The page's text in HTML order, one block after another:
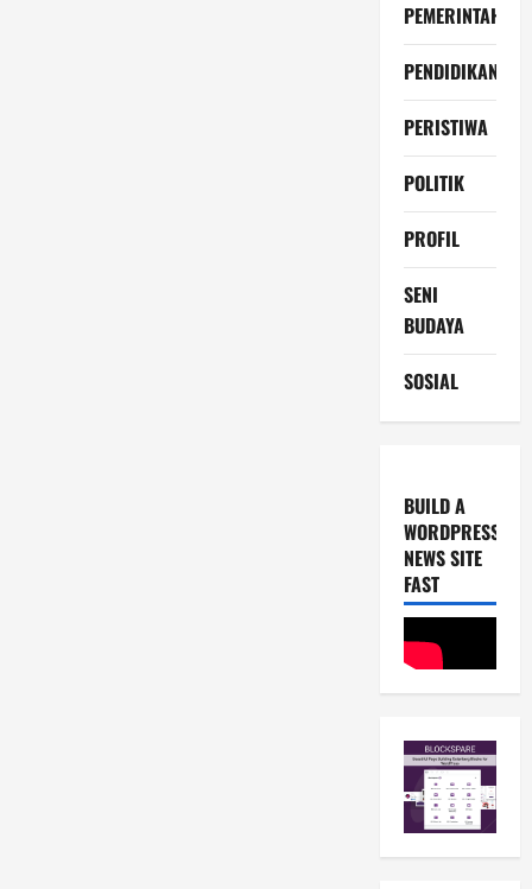
PEMERINTAH
PENDIDIKAN
PERISTIWA
POLITIK
PROFIL
SENI
BUDAYA
SOSIAL
BUILD A
WORDPRESS
NEWS SITE
FAST